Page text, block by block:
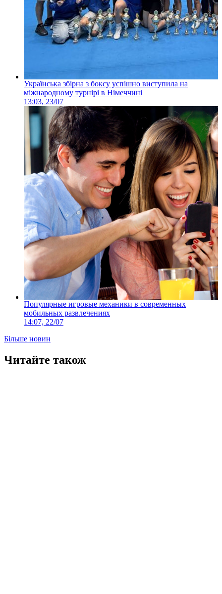
Українська збірна з боксу успішно виступила на
міжнародному турнірі в Німеччині
13:03, 23/07
Популярные игровые механики в современных
мобильных развлечениях
14:07, 22/07
Більше новин
Читайте також